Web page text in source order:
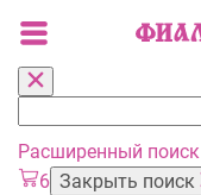
Расширенный поиск
6 Закрыть поиск